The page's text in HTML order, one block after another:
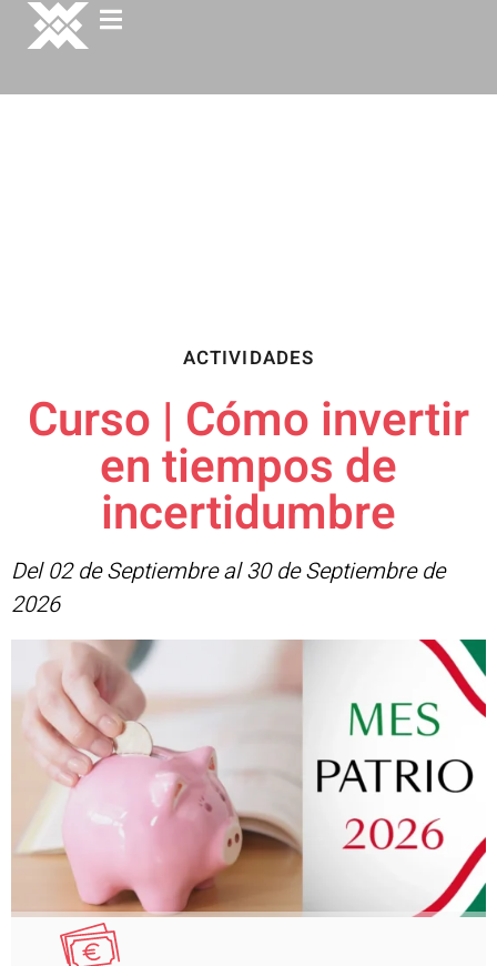
ACTIVIDADES
Curso | Cómo invertir
en tiempos de
incertidumbre
Del 02 de Septiembre al 30 de Septiembre de
2026